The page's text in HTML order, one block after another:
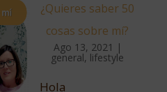
¿Quieres saber 50
cosas sobre mí?
Ago 13, 2021 |
general, lifestyle
Hola